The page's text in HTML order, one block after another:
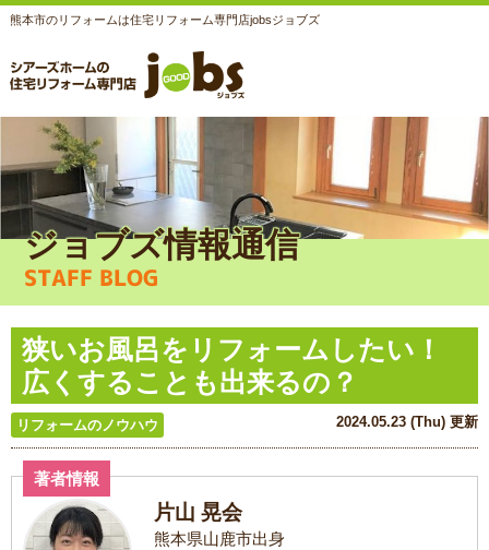
熊本市のリフォームは住宅リフォーム専門店jobsジョブズ
ジョブズ情報通信
STAFF BLOG
狭いお風呂をリフォームしたい！
広くすることも出来るの？
リフォームのノウハウ 2024.05.23 (Thu) 更新
著者情報
片山 晃会
熊本県山鹿市出身